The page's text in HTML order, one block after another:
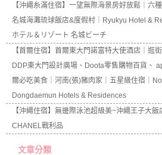
【沖繩糸滿住宿】一望無際海景房好放鬆｜六
名城海灘琉球飯店&度假村｜Ryukyu Hotel &
ホテル＆リゾート 名城ビーチ
【首爾住宿】首爾東大門諾富特大使酒店｜逛
DDP東大門設計廣場、Doota零售購物百貨、
爾必吃美食｜河南(張)豬肉家｜五星級住宿｜
Dongdaemun Hotels & Residences
【沖繩住宿】無邊際泳池超級美~沖繩王子大
CHANEL戰利品
文章分類